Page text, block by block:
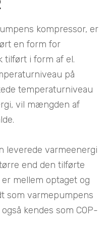
kompressor, er
en form for
tilført i form af el.
på
temperaturniveau
vil mængden af
leverede varmeenergi
end den tilførte
mellem optaget og
som varmepumpens
kendes som COP-